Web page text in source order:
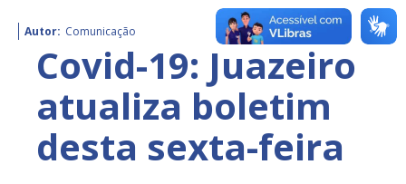
Autor: Comunicação
Covid-19: Juazeiro
atualiza boletim
desta sexta-feira